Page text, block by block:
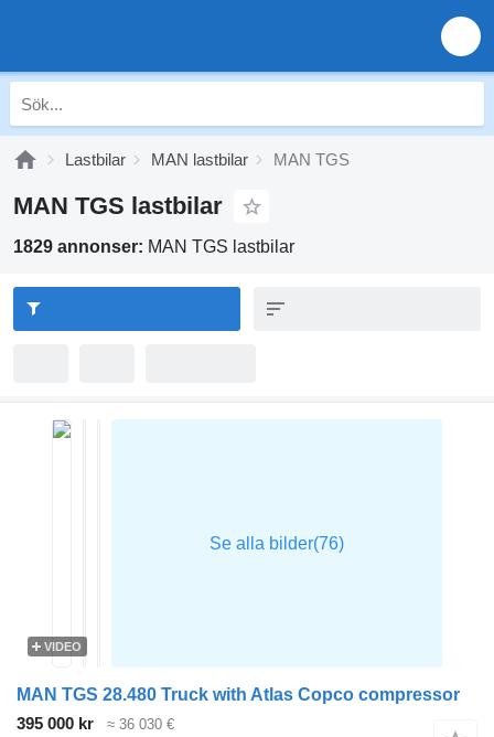
Lastbilar MAN lastbilar MAN TGS
MAN TGS lastbilar
1829 annonser: MAN TGS lastbilar
VIDEO
MAN TGS 28.480 Truck with Atlas Copco compressor
395 000 kr
≈ 36 030 €